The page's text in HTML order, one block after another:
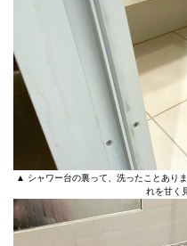
▲ シャワー台の裏って、洗ったことあり
れを甘く